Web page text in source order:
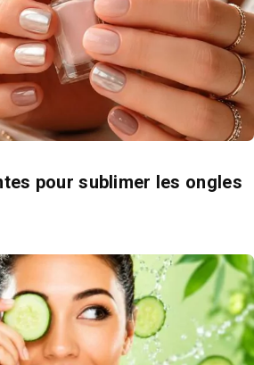
pour sublimer les ongles